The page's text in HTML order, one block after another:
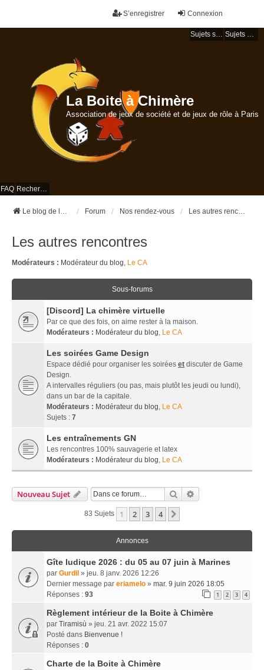
Connexion
S’enregistrer
Sujets sans réponse Sujets actifs
La Boite à Chimère
Association de jeux de société et de jeux de rôle à Paris
FAQ Rechercher
Le blog de la Boite à Chimère Forum Nos rendez-vous Les autres rencontres
Les autres rencontres
Modérateurs : Modérateur du blog, Le CA
Sous-forums
[Discord] La chimère virtuelle
Par ce que des fois, on aime rester à la maison.
Modérateurs : Modérateur du blog, Le CA
Les soirées Game Design
Espace dédié pour organiser les soirées et discuter de Game
Design.
A intervalles réguliers (ou pas, mais plutôt les jeudi ou lundi),
dans un bar de la capitale.
Modérateurs : Modérateur du blog, Le CA
Sujets : 7
Les entraînements GN
Les rencontres 100% sauvagerie et latex
Modérateurs : Modérateur du blog, Le CA
Nouveau Sujet Rechercher
83 Sujets 1 2 3 4
Annonces
Gîte ludique 2026 : du 05 au 07 juin à Marines
par Gurdil » jeu. 8 janv. 2026 12:26
Dernier message par eriamelo » mar. 9 juin 2026 18:05
Réponses : 93 1 2 3 4
Règlement intérieur de la Boite à Chimère
par Tiramisù » jeu. 21 avr. 2022 15:07
Posté dans Bienvenue !
Réponses : 0
Charte de la Boite à Chimère